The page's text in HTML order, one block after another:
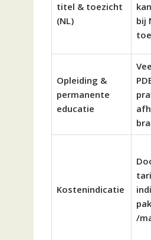
titel & toezicht
(NL)
bij
Opleiding &
permanente
educatie
Kostenindicatie
/